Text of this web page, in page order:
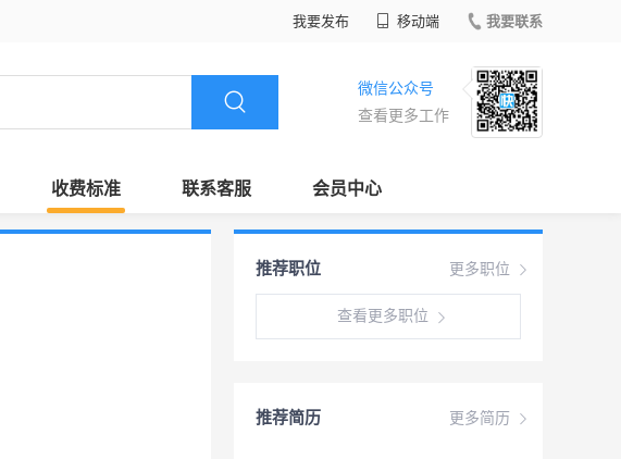
我要发布 移动端 我要联系
微信公众号
查看更多工作
收费标准 联系客服 会员中心
更多职位
推荐职位
查看更多职位
更多简历
推荐简历